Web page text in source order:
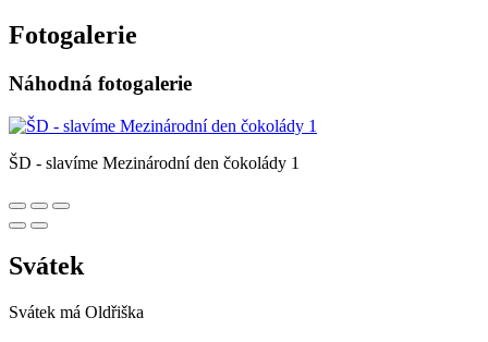
Fotogalerie
Náhodná fotogalerie
ŠD - slavíme Mezinárodní den čokolády 1
Svátek
Svátek má Oldřiška